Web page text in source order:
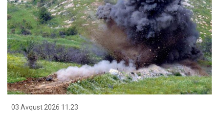
03 Avqust 2026 11:23